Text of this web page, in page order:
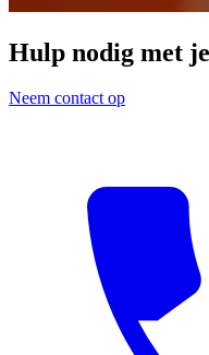
Hulp nodig met
Neem contact op